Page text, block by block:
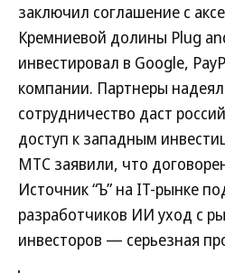
заключил соглашение с
Кремниевой долины Plug
инвестировал в Google,
компании. Партнеры
сотрудничество даст
доступ к западным
МТС заявили, что
Источник “Ъ” на IT-рынке
разработчиков ИИ уход с
инвесторов — серьезная